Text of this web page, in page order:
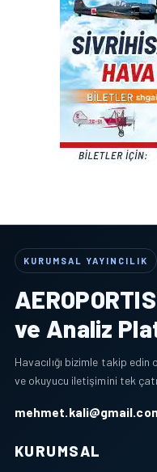
KURUMSAL YAYINCILIK
ve Analiz
Havacılığı bizimle takip
ve okuyucu iletişimini tek
KURUMSAL